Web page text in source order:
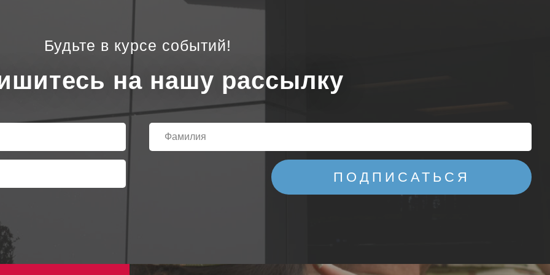
Будьте в курсе событий!
на нашу рассылку
ПОДПИСАТЬСЯ